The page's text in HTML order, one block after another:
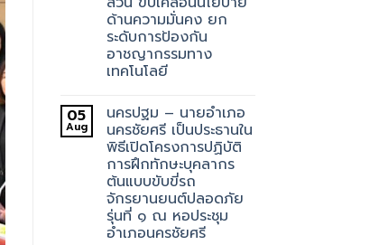
ด้านความมั่นคง ยก
ระดับการป้องกัน
อาชญากรรมทาง
เทคโนโลยี
05
Aug
นครปฐม – นายอำเภอ
นครชัยศรี เป็นประธานใน
พิธีเปิดโครงการปฏิบัติ
การฝึกทักษะบุคลากร
ต้นแบบขับขี่รถ
จักรยานยนต์ปลอดภัย
รุ่นที่ ๑ ณ หอประชุม
อำเภอนครชัยศรี